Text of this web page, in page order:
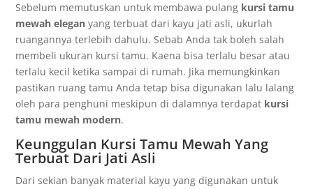
Sebelum memutuskan untuk membawa pulang kursi tamu
mewah elegan yang terbuat dari kayu jati asli, ukurlah
ruangannya terlebih dahulu. Sebab Anda tak boleh salah
membeli ukuran kursi tamu. Kaena bisa terlalu besar atau
terlalu kecil ketika sampai di rumah. Jika memungkinkan
pastikan ruang tamu Anda tetap bisa digunakan lalu lalang
oleh para penghuni meskipun di dalamnya terdapat kursi
tamu mewah modern.
Keunggulan Kursi Tamu Mewah Yang
Terbuat Dari Jati Asli
Dari sekian banyak material kayu yang digunakan untuk